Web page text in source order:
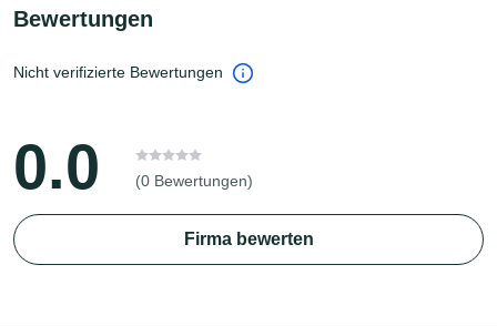
Bewertungen
Nicht verifizierte Bewertungen
0.0 (0 Bewertungen)
Firma bewerten